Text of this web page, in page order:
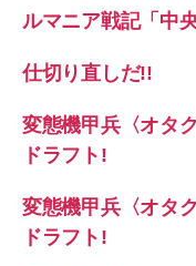
ルマニア戦記「中
仕切り直しだ!!
変態機甲兵〈オタ
ドラフト!
変態機甲兵〈オ
ドラフト!